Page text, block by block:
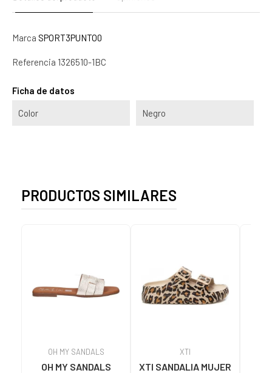
Marca SPORT3PUNTO0
Referencia 1326510-1BC
Ficha de datos
Color Negro
PRODUCTOS SIMILARES
OH MY SANDALS
OH MY SANDALS
XTI
XTI SANDALIA MUJER